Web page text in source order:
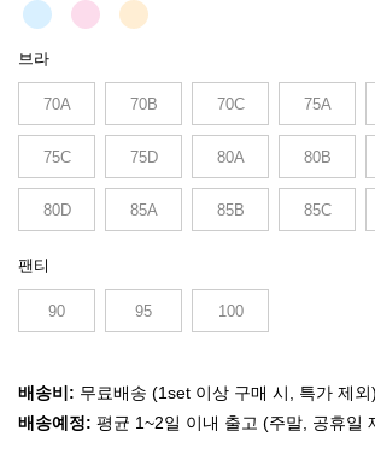
브라
70A 70B 70C 75A
75C 75D 80A 80B
80D 85A 85B 85C
팬티
90 95 100
배송비: 무료배송 (1set 이상 구매 시, 특가 제외)
배송예정: 평균 1~2일 이내 출고 (주말, 공휴일